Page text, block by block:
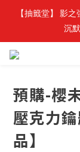
【轉生史萊姆】
【抽籤堂】 影
沉
【轉生史萊姆】
預購-櫻
壓克力
品】